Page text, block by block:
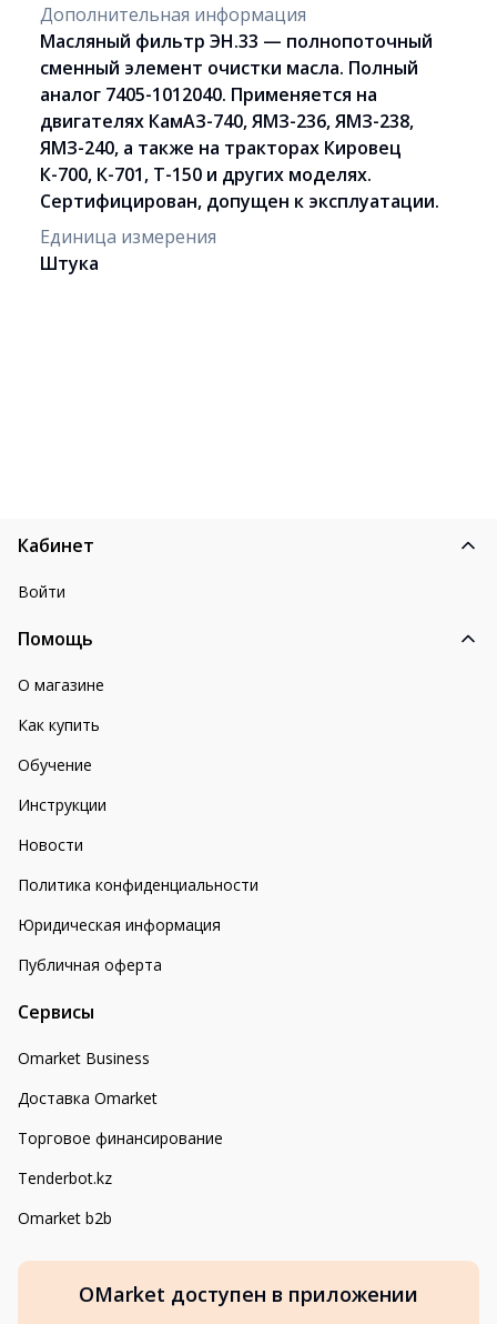
Дополнительная информация
Масляный фильтр ЭН.33 — полнопоточный
сменный элемент очистки масла. Полный
аналог 7405-1012040. Применяется на
двигателях КамАЗ-740, ЯМЗ-236, ЯМЗ-238,
ЯМЗ-240, а также на тракторах Кировец
К-700, К-701, Т-150 и других моделях.
Сертифицирован, допущен к эксплуатации.
Единица измерения
Штука
Кабинет
Войти
Помощь
О магазине
Как купить
Обучение
Инструкции
Новости
Политика конфиденциальности
Юридическая информация
Публичная оферта
Сервисы
Omarket Business
Доставка Omarket
Торговое финансирование
Tenderbot.kz
Omarket b2b
OMarket доступен в приложении